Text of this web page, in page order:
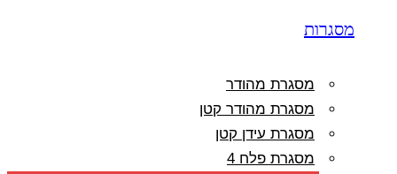
מסגרות
מסגרת מהודר
מסגרת מהודר קטן
מסגרת עידן קטן
מסגרת פלח 4